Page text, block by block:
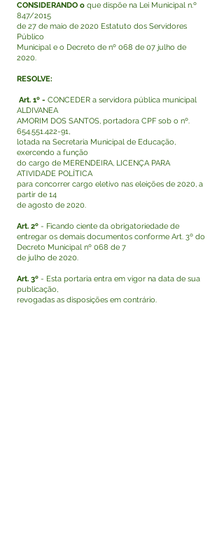
CONSIDERANDO o que dispõe na Lei Municipal n.º
847/2015
de 27 de maio de 2020 Estatuto dos Servidores
Público
Municipal e o Decreto de nº 068 de 07 julho de
2020.
RESOLVE:
Art. 1º - CONCEDER a servidora pública municipal
ALDIVANEA
AMORIM DOS SANTOS, portadora CPF sob o nº.
654.551.422-91,
lotada na Secretaria Municipal de Educação,
exercendo a função
do cargo de MERENDEIRA, LICENÇA PARA
ATIVIDADE POLÍTICA
para concorrer cargo eletivo nas eleições de 2020, a
partir de 14
de agosto de 2020.
Art. 2º - Ficando ciente da obrigatoriedade de
entregar os demais documentos conforme Art. 3º do
Decreto Municipal nº 068 de 7
de julho de 2020.
Art. 3º - Esta portaria entra em vigor na data de sua
publicação,
revogadas as disposições em contrário.